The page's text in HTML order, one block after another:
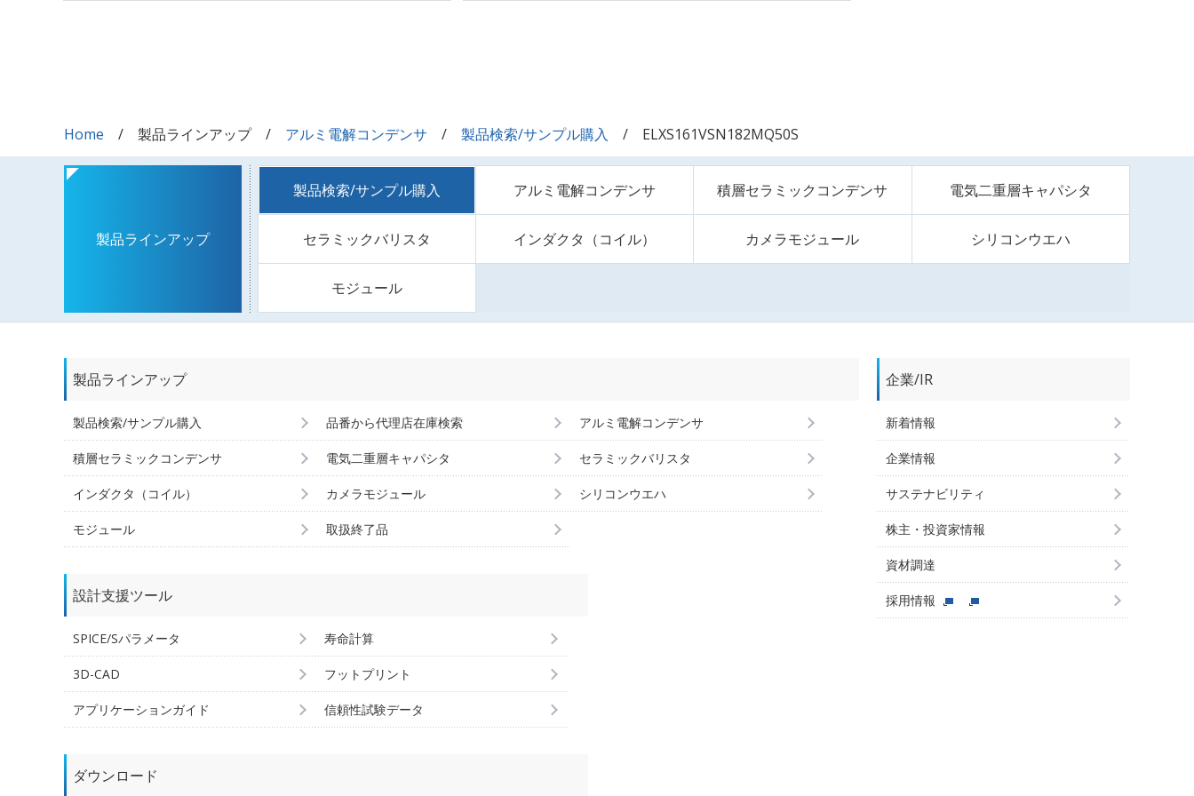
Home 製品ラインアップ アルミ電解コンデンサ 製品検索/サンプル購入 ELXS161VSN182MQ50S
製品ラインアップ
製品検索/サンプル購入 アルミ電解コンデンサ 積層セラミックコンデンサ 電気二重層キャパシタ
セラミックバリスタ インダクタ（コイル） カメラモジュール シリコンウエハ
モジュール
製品ラインアップ
製品検索/サンプル購入 品番から代理店在庫検索 アルミ電解コンデンサ
積層セラミックコンデンサ 電気二重層キャパシタ セラミックバリスタ
インダクタ（コイル） カメラモジュール シリコンウエハ
モジュール 取扱終了品
設計支援ツール
SPICE/Sパラメータ 寿命計算
3D-CAD フットプリント
アプリケーションガイド 信頼性試験データ
ダウンロード
企業/IR
新着情報
企業情報
サステナビリティ
株主・投資家情報
資材調達
採用情報